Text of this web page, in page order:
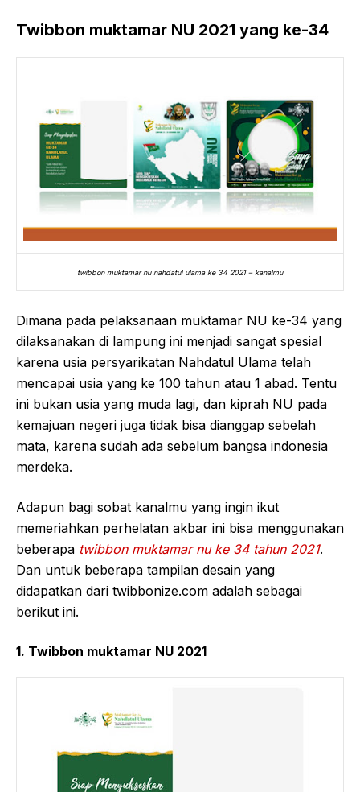
Twibbon muktamar NU 2021 yang ke-34
twibbon muktamar nu nahdatul ulama ke 34 2021 – kanalmu
Dimana pada pelaksanaan muktamar NU ke-34 yang
dilaksanakan di lampung ini menjadi sangat spesial
karena usia persyarikatan Nahdatul Ulama telah
mencapai usia yang ke 100 tahun atau 1 abad. Tentu
ini bukan usia yang muda lagi, dan kiprah NU pada
kemajuan negeri juga tidak bisa dianggap sebelah
mata, karena sudah ada sebelum bangsa indonesia
merdeka.
Adapun bagi sobat kanalmu yang ingin ikut
memeriahkan perhelatan akbar ini bisa menggunakan
beberapa twibbon muktamar nu ke 34 tahun 2021.
Dan untuk beberapa tampilan desain yang
didapatkan dari twibbonize.com adalah sebagai
berikut ini.
1. Twibbon muktamar NU 2021